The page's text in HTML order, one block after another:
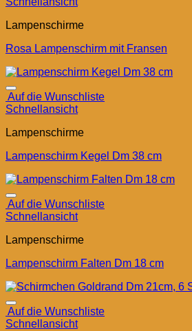
Lampenschirme
Rosa Lampenschirm mit Fransen
Auf die Wunschliste
Schnellansicht
Lampenschirme
Lampenschirm Kegel Dm 38 cm
Auf die Wunschliste
Schnellansicht
Lampenschirme
Lampenschirm Falten Dm 18 cm
Auf die Wunschliste
Schnellansicht